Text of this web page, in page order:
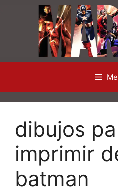
contenido
dibujos
imprimir
batman